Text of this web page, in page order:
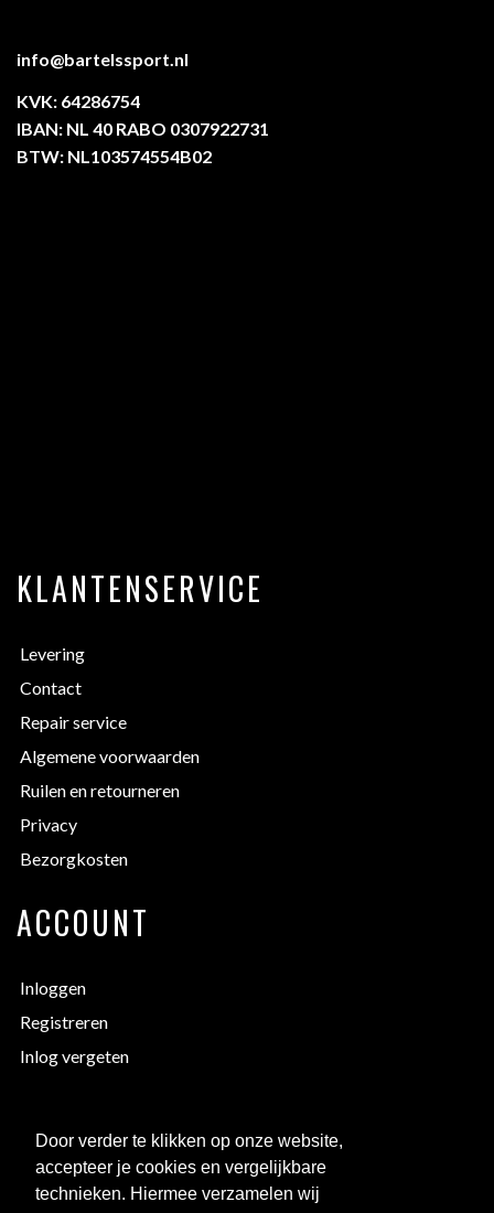
Door verder te klikken op onze website,
accepteer je cookies en vergelijkbare
technieken. Hiermee verzamelen wij
info@bartelssport.nl
KVK: 64286754
IBAN: NL 40 RABO 0307922731
BTW: NL103574554B02
KLANTENSERVICE
Levering
Contact
Repair service
Algemene voorwaarden
Ruilen en retourneren
Privacy
Bezorgkosten
ACCOUNT
Inloggen
Registreren
Inlog vergeten
Bedrukken